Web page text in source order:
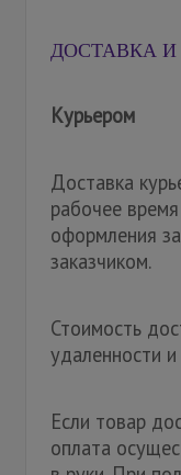
ДОСТАВКА И
Курьером
Доставка
рабочее
оформления
заказчиком.
Стоимость
удаленности
Если товар
оплата